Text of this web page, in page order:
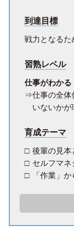
到達目標
戦力となるた
習熟レベル
仕事がわかる
仕事の全体
いないかが
育成テーマ
後輩の見本
セルフマネ
「作業」